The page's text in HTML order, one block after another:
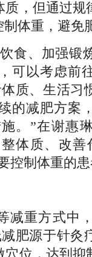
，但通过规
体重，避免
食、加强锻
可以考虑前
质、生活习
的减肥方案
。”在谢惠
体质、改善
控制体重的
减重方式中
肥源于针灸
位，达到抑